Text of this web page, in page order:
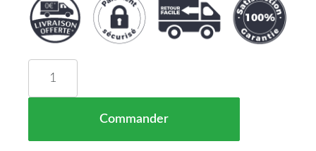
Commander